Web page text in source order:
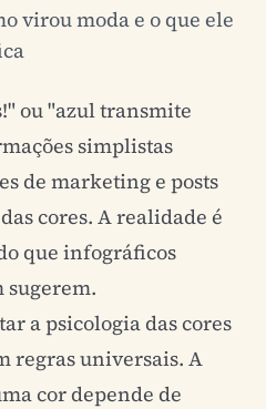
virou moda e o que ele
ou "azul transmite
simplistas
de marketing e posts
cores. A realidade é
que infográficos
sugerem.
a psicologia das cores
regras universais. A
cor depende de